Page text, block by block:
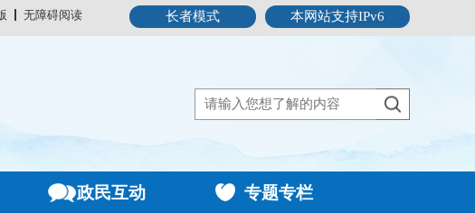
本网站支持IPv6
长者模式
无障碍阅读
政民互动 专题专栏